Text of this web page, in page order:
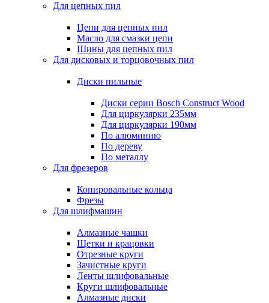
Для цепных пил
Цепи для цепных пил
Масло для смазки цепи
Шины для цепных пил
Для дисковых и торцовочных пил
Диски пильные
Диски серии Bosch Construct Wood
Для циркулярки 235мм
Для циркулярки 190мм
По алюминию
По дереву
По металлу
Для фрезеров
Копировальные кольца
Фрезы
Для шлифмашин
Алмазные чашки
Щетки и крацовки
Отрезные круги
Зачистные круги
Ленты шлифовальные
Круги шлифовальные
Алмазные диски